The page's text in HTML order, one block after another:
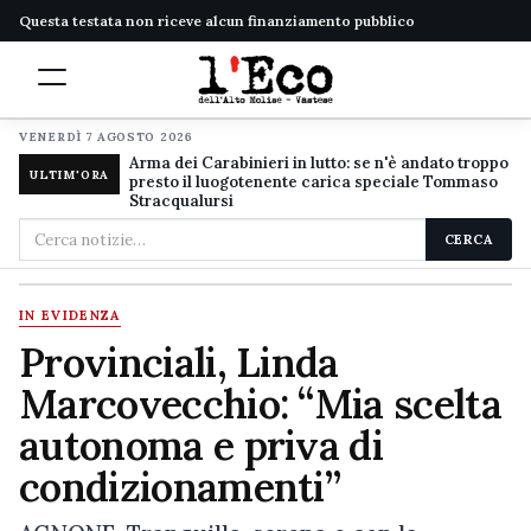
Questa testata non riceve alcun finanziamento pubblico
VENERDÌ 7 AGOSTO 2026
ULTIM'ORA
Arma dei Carabinieri in lutto: se n'è andato troppo
presto il luogotenente carica speciale Tommaso
Stracqualursi
Cerca
nel
sito
CERCA
IN EVIDENZA
Provinciali, Linda
Marcovecchio: “Mia scelta
autonoma e priva di
condizionamenti”